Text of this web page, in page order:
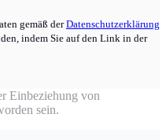
gemäß derDatenschutzerklärung
indem Sie auf den Link in der
Einbeziehung von
sein.